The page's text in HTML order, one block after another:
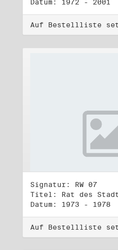
Datum: 1972 - 2001
Auf Bestellliste
Signatur: RW 07
Datum: 1973 - 1978
Auf Bestellliste